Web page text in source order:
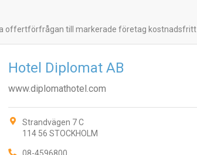
offertförfrågan till markerade företag kostnadsfritt
Hotel Diplomat AB
www.diplomathotel.com
Strandvägen 7 C
114 56 STOCKHOLM